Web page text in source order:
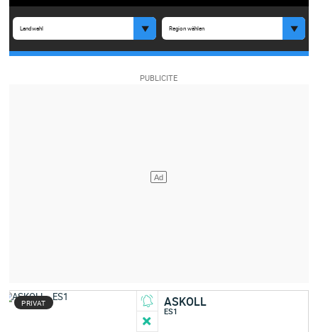
Landwahl Region wählen
PRIVAT ASKOLL
ES1